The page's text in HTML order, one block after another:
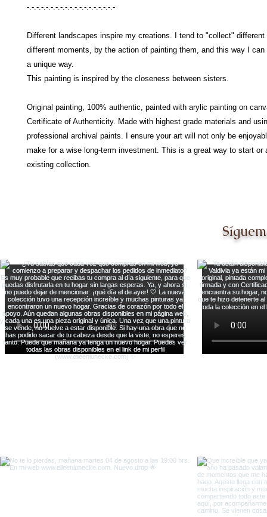
-.-.-.-.-.-.-.-.-.-.-.-.-.-.-.-.-.-.-
Different landscapes inspire my creations. I tend to "collect" different
different moments, by the action of painting them, and this way I can
a unique way.
This painting is inspired by the closeness between sisters.
Original painting, 100% authentic, painted with arylic painting on
Certificate of Authenticity. Made with highest grade materials and
professional archival paints. I ensure your art will not only be
make for a wise long-term investment. This is a great way to start or
existing collection.